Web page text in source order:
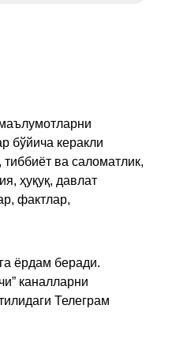
бўйича керакли
ва саломатлик,
ҳуқуқ, давлат
фактлар,
ёрдам беради.
каналларни
Телеграм